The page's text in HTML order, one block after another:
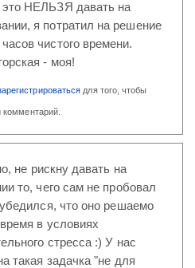
это НЕЛЬЗЯ давать на
я потратил на решение
чистого времени.
- моя!
для того, чтобы
комментарий.
не рискну давать на
то, чего сам не пробовал
что оно решаемо
в условиях
стресса :) У нас
такая задачка "не для